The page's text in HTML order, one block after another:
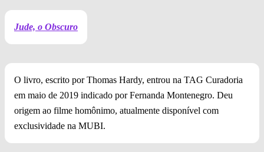
Jude, o Obscuro
O livro, escrito por Thomas Hardy, entrou na TAG Curadoria
em maio de 2019 indicado por Fernanda Montenegro. Deu
origem ao filme homônimo, atualmente disponível com
exclusividade na MUBI.